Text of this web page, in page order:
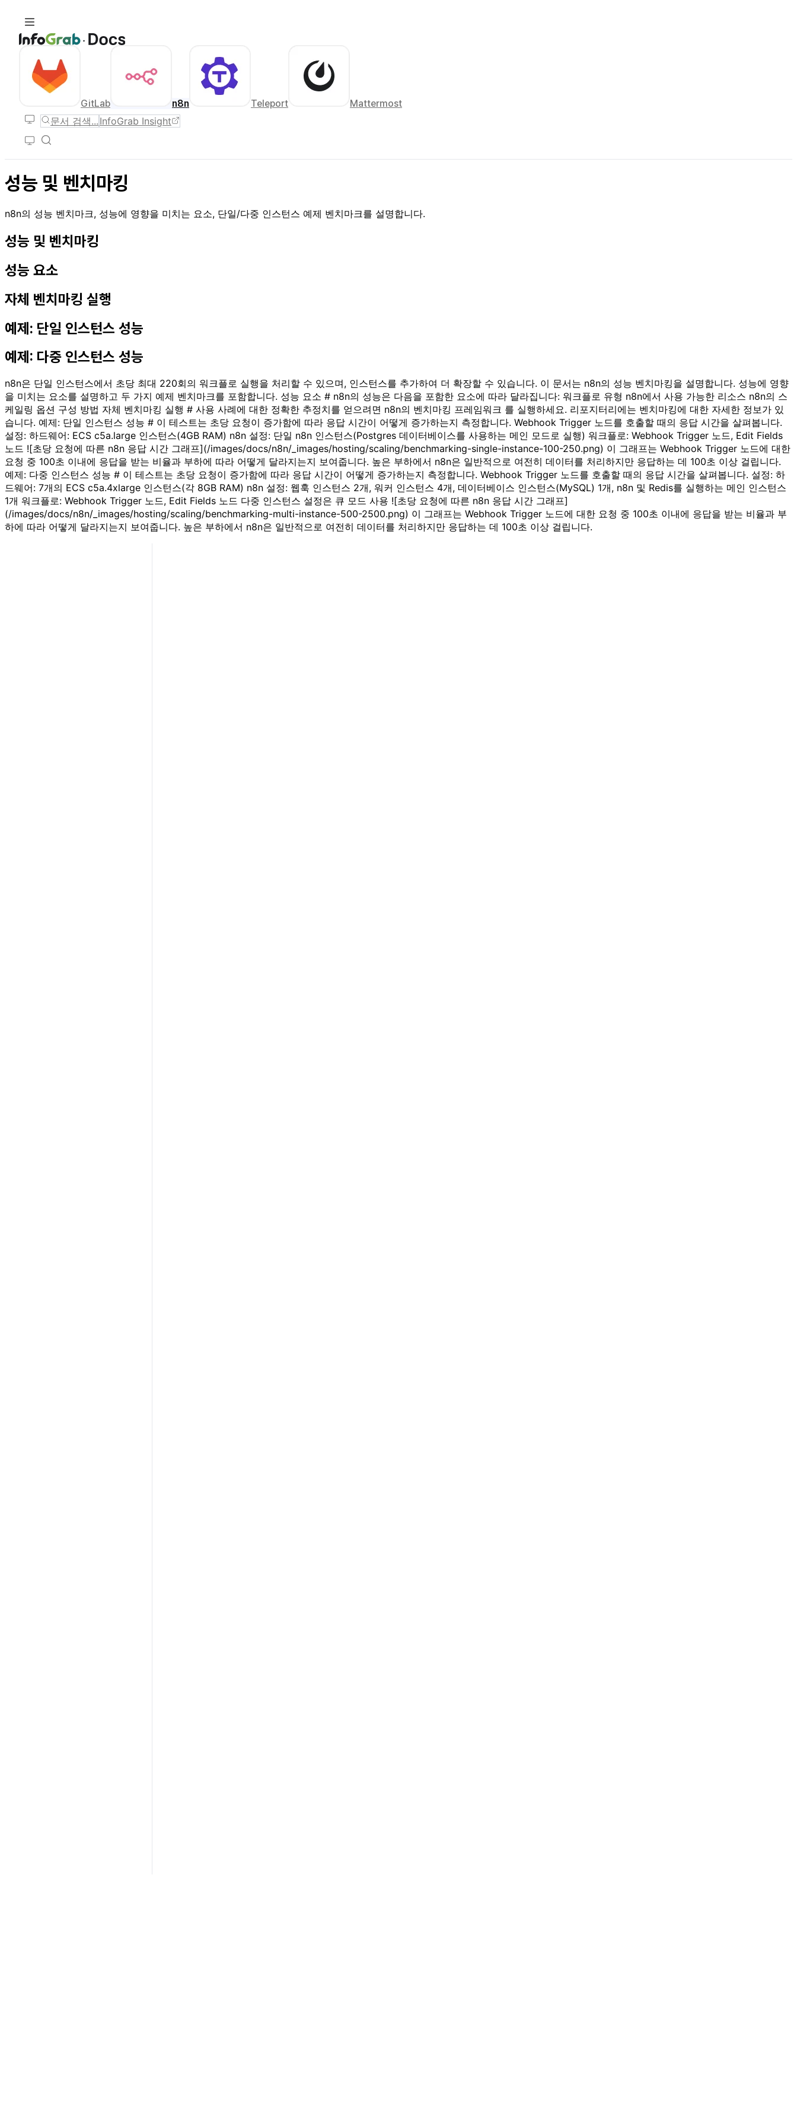
GitLab n8n Teleport Mattermost
문서 검색... InfoGrab Insight
성능 및 벤치마킹
n8n의 성능 벤치마크, 성능에 영향을 미치는 요소, 단일/다중 인스턴스 예제 벤치마크를 설명합니다.
성능 및 벤치마킹
성능 요소
자체 벤치마킹 실행
예제: 단일 인스턴스 성능
예제: 다중 인스턴스 성능
n8n은 단일 인스턴스에서 초당 최대 220회의 워크플로 실행을 처리할 수 있으며, 인스턴스를 추가하여 더 확장할 수 있습니다. 이 문서는 n8n의 성능 벤치마킹을 설명합니다. 성능에 영향
을 미치는 요소를 설명하고 두 가지 예제 벤치마크를 포함합니다. 성능 요소 # n8n의 성능은 다음을 포함한 요소에 따라 달라집니다: 워크플로 유형 n8n에서 사용 가능한 리소스 n8n의 스
케일링 옵션 구성 방법 자체 벤치마킹 실행 # 사용 사례에 대한 정확한 추정치를 얻으려면 n8n의 벤치마킹 프레임워크 를 실행하세요. 리포지터리에는 벤치마킹에 대한 자세한 정보가 있
습니다. 예제: 단일 인스턴스 성능 # 이 테스트는 초당 요청이 증가함에 따라 응답 시간이 어떻게 증가하는지 측정합니다. Webhook Trigger 노드를 호출할 때의 응답 시간을 살펴봅니다.
설정: 하드웨어: ECS c5a.large 인스턴스(4GB RAM) n8n 설정: 단일 n8n 인스턴스(Postgres 데이터베이스를 사용하는 메인 모드로 실행) 워크플로: Webhook Trigger 노드, Edit Fields
노드 ![초당 요청에 따른 n8n 응답 시간 그래프](/images/docs/n8n/_images/hosting/scaling/benchmarking-single-instance-100-250.png) 이 그래프는 Webhook Trigger 노드에 대한
요청 중 100초 이내에 응답을 받는 비율과 부하에 따라 어떻게 달라지는지 보여줍니다. 높은 부하에서 n8n은 일반적으로 여전히 데이터를 처리하지만 응답하는 데 100초 이상 걸립니다.
예제: 다중 인스턴스 성능 # 이 테스트는 초당 요청이 증가함에 따라 응답 시간이 어떻게 증가하는지 측정합니다. Webhook Trigger 노드를 호출할 때의 응답 시간을 살펴봅니다. 설정: 하
드웨어: 7개의 ECS c5a.4xlarge 인스턴스(각 8GB RAM) n8n 설정: 웹훅 인스턴스 2개, 워커 인스턴스 4개, 데이터베이스 인스턴스(MySQL) 1개, n8n 및 Redis를 실행하는 메인 인스턴스
1개 워크플로: Webhook Trigger 노드, Edit Fields 노드 다중 인스턴스 설정은 큐 모드 사용 ![초당 요청에 따른 n8n 응답 시간 그래프]
(/images/docs/n8n/_images/hosting/scaling/benchmarking-multi-instance-500-2500.png) 이 그래프는 Webhook Trigger 노드에 대한 요청 중 100초 이내에 응답을 받는 비율과 부
하에 따라 어떻게 달라지는지 보여줍니다. 높은 부하에서 n8n은 일반적으로 여전히 데이터를 처리하지만 응답하는 데 100초 이상 걸립니다.